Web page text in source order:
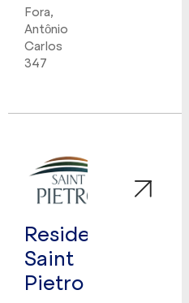
Fora,
Antônio
Carlos
347
Residencial
Saint
Pietro